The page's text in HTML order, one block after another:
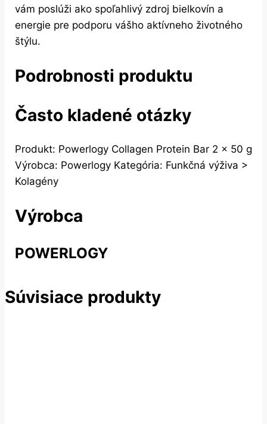
vám poslúži ako spoľahlivý zdroj bielkovín a
energie pre podporu vášho aktívneho životného
štýlu.
Podrobnosti produktu
Často kladené otázky
Produkt: Powerlogy Collagen Protein Bar 2 x 50 g
Výrobca: Powerlogy Kategória: Funkčná výživa >
Kolagény
Výrobca
POWERLOGY
Súvisiace produkty